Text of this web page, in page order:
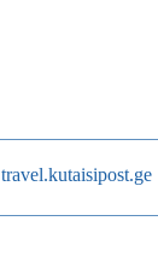
travel.kutaisipost.ge